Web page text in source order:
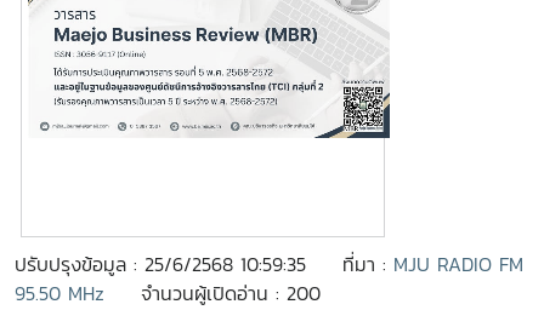
ปรับปรุงข้อมูล : 25/6/2568 10:59:35 ที่มา : MJU RADIO FM
95.50 MHz
จำนวนผู้เปิดอ่าน : 200